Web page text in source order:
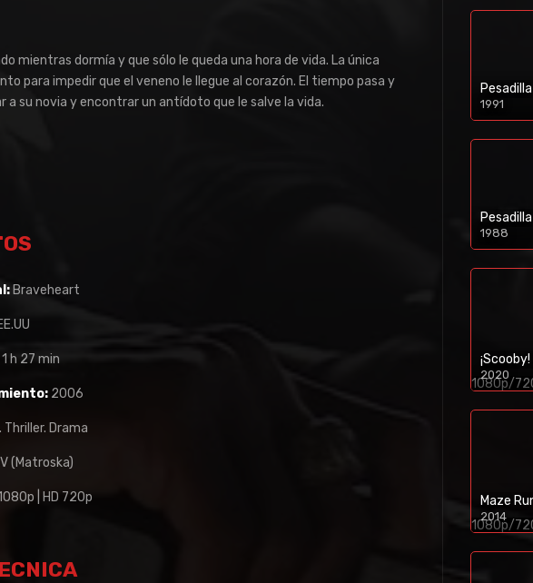
mientras dormía y que sólo le queda una hora de vida. La única
para impedir que el veneno le llegue al corazón. El tiempo pasa y
a su novia y encontrar un antídoto que le salve la vida.
Braveheart
1 h 27 min
2006
Thriller. Drama
(Matroska)
| HD 720p
1991
1988
2020
1080p/
2014
1080p/